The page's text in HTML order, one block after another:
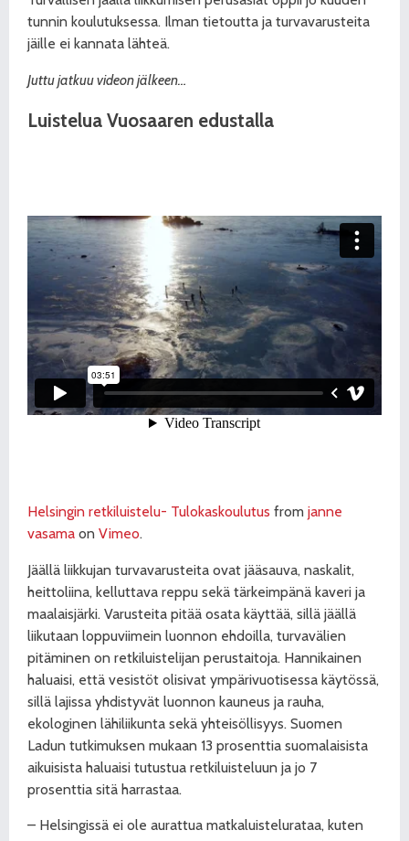
tunnin koulutuksessa. Ilman tietoutta ja turvavarusteita
jäille ei kannata lähteä.
Juttu jatkuu videon jälkeen…
Luistelua Vuosaaren edustalla
Helsingin retkiluistelu- Tulokaskoulutus from janne
vasama on Vimeo.
Jäällä liikkujan turvavarusteita ovat jääsauva, naskalit,
heittoliina, kelluttava reppu sekä tärkeimpänä kaveri ja
maalaisjärki. Varusteita pitää osata käyttää, sillä jäällä
liikutaan loppuviimein luonnon ehdoilla, turvavälien
pitäminen on retkiluistelijan perustaitoja. Hannikainen
haluaisi, että vesistöt olisivat ympärivuotisessa käytössä,
sillä lajissa yhdistyvät luonnon kauneus ja rauha,
ekologinen lähiliikunta sekä yhteisöllisyys. Suomen
Ladun tutkimuksen mukaan 13 prosenttia suomalaisista
aikuisista haluaisi tutustua retkiluisteluun ja jo 7
prosenttia sitä harrastaa.
– Helsingissä ei ole aurattua matkaluistelurataa, kuten